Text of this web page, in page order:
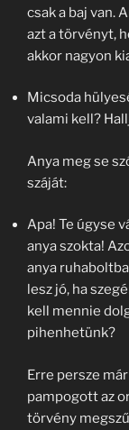
csak a baj van.
azt a törvényt,
akkor nagyon
Micsoda
valami kell?
Anya meg se
száját:
Apa! Te úgyse
anya szokta!
anya
lesz jó, ha
kell mennie
pihenhetünk?
Erre persze
pampogott az
törvény